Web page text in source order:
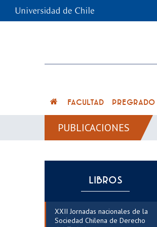
FACULTAD PREGRADO
PUBLICACIONES
LIBROS
XXII Jornadas nacionales de la
Sociedad Chilena de Derecho